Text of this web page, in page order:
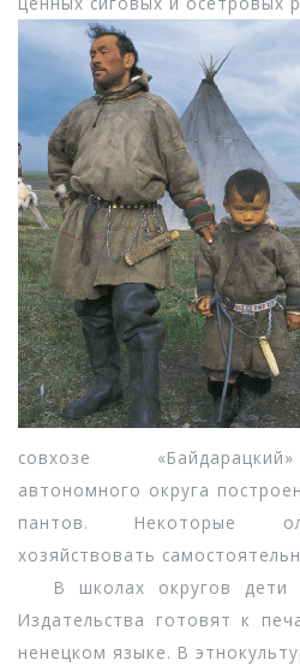
совхозе
автономного округа
пантов. Некоторые
хозяйствовать
В школах округов дети
Издательства готовят к
ненецком языке. В